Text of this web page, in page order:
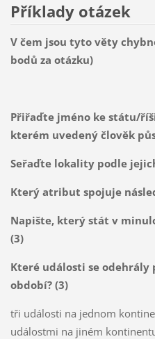
Příklady otázek
V čem jsou tyto věty
bodů za otázku)
Přiřaďte jméno ke státu/
kterém uvedený člověk
Seřaďte lokality podle
Který atribut spojuje
Napište, který stát v
(3)
Které události se
období? (3)
tři události na jednom
událostmi na jiném